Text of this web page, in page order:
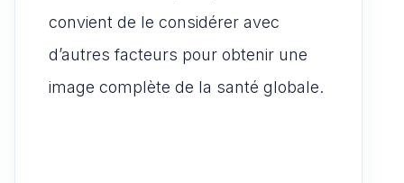
convient de le considérer avec
d’autres facteurs pour obtenir une
image complète de la santé globale.